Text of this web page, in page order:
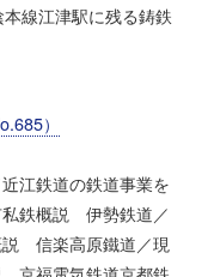
線江津駅に残る鋳鉄
）
江鉄道の鉄道事業を
鉄概説 伊勢鉄道／
信楽高原鐵道／現